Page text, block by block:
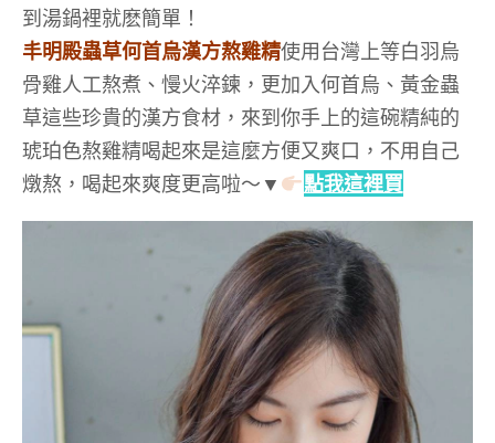
到湯鍋裡就麽簡單！
丰明殿蟲草何首烏漢方熬雞精使用台灣上等白羽烏
骨雞人工熬煮、慢火淬鍊，更加入何首烏、黃金蟲
草這些珍貴的漢方食材，來到你手上的這碗精純的
琥珀色熬雞精喝起來是這麼方便又爽口，不用自己
燉熬，喝起來爽度更高啦～▼
點我這裡買